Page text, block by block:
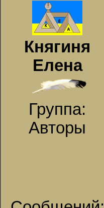
Княгиня
Елена
Группа:
Авторы